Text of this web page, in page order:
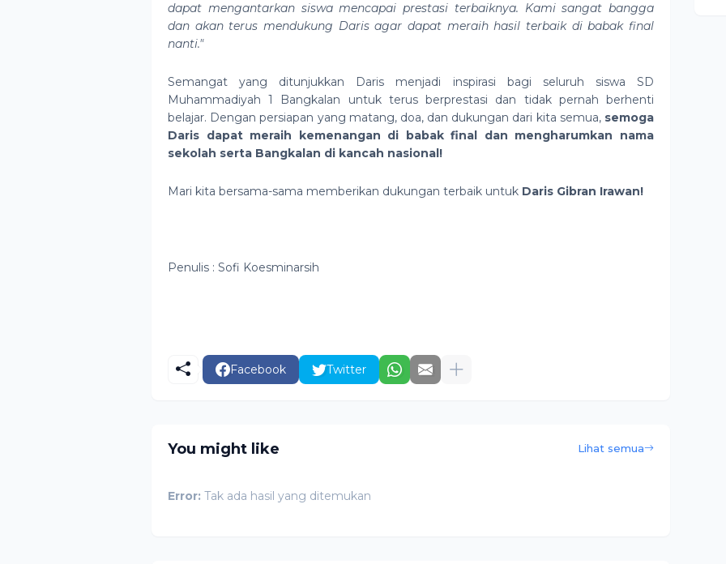
dapat mengantarkan siswa mencapai prestasi terbaiknya. Kami sangat bangga
dan akan terus mendukung Daris agar dapat meraih hasil terbaik di babak final
nanti."
Semangat yang ditunjukkan Daris menjadi inspirasi bagi seluruh siswa SD
Muhammadiyah 1 Bangkalan untuk terus berprestasi dan tidak pernah berhenti
belajar. Dengan persiapan yang matang, doa, dan dukungan dari kita semua, semoga
Daris dapat meraih kemenangan di babak final dan mengharumkan nama
sekolah serta Bangkalan di kancah nasional!
Mari kita bersama-sama memberikan dukungan terbaik untuk Daris Gibran Irawan!
Penulis : Sofi Koesminarsih
Facebook Twitter
You might like Lihat semua
Error: Tak ada hasil yang ditemukan